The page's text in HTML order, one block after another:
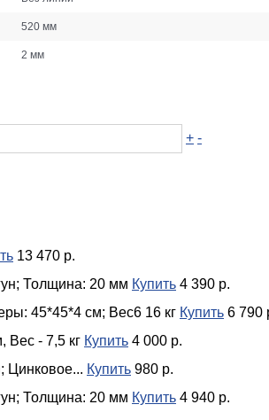
520 мм
2 мм
+ -
13 470 р.
Толщина: 20 мм Купить 4 390 р.
45*45*4 см; Вес6 16 кг Купить 6 790
Вес - 7,5 кг Купить 4 000 р.
Цинковое... Купить 980 р.
Толщина: 20 мм Купить 4 940 р.